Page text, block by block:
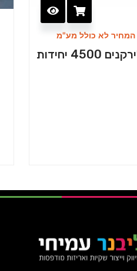
המחיר לא כולל מע"מ
יחידות